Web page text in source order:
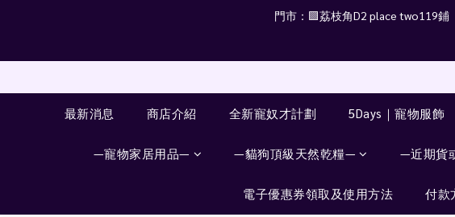
門市：🟪荔枝角D2 place two119鋪
最新消息 商店介紹 全新寵奴才計劃 5Days｜寵物服飾
—寵物家居用品— —貓狗頂級天然乾糧— —近期貨
電子優惠券領取及使用方法 付款